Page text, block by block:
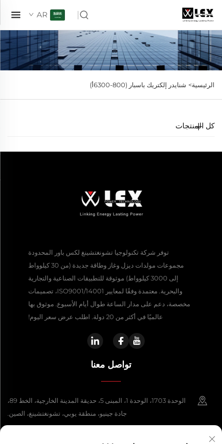
AR
الرئيسية> شنايدر إلكتريك باسبار (800-6300أ)
كل المنتجات
توفر شركة تكنولوجيا تشونغتشينغ لكس باور المحدودة
مجموعات مولدات ديزل وغاز وطاقة جديدة (من 30 كيلوواط
إلى 3000 كيلوواط) موثوقة للتطبيقات الصناعية والتجارية
والبحرية. معتمدة وفقًا لمعايير ISO9001/14001، تصميمات
مخصصة، دعم على مدار الساعة طوال أيام الأسبوع. موثوق بها
عالميًا في أكثر من 20 دولة. اطلب عرض سعر اليوم!
تواصل معنا
الوحدة 1703، الوحدة 1، المبنى 5، حديقة المدينة الخارجية، الخط 89،
جادة جينيو، منطقة يوبي، تشونغتشينغ، الصين.
+86-13108925588